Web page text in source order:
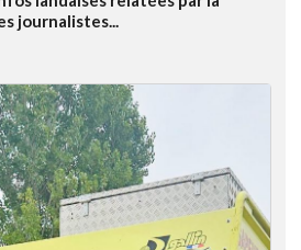
journalistes...